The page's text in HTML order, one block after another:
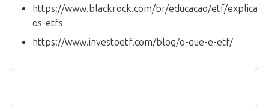
https://www.blackrock.com/br/educacao/etf/
os-etfs
https://www.investoetf.com/blog/o-que-e-etf/